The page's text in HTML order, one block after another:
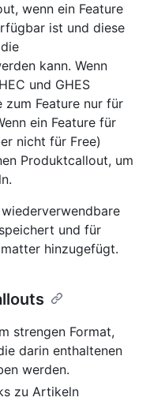
wenn ein Feature
ist und diese
kann. Wenn
und GHES
Feature nur für
ein Feature für
nicht für Free)
Produktcallout, um
und für
hinzugefügt.
strengen Format,
darin enthaltenen
werden.
zu Artikeln